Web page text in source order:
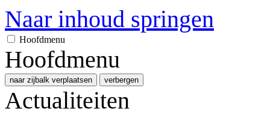
Naar inhoud springen
Hoofdmenu
Hoofdmenu
naar zijbalk verplaatsen verbergen
Actualiteiten